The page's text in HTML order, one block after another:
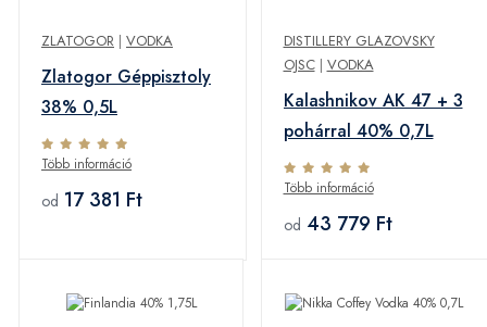
ZLATOGOR | VODKA
Zlatogor Géppisztoly
38% 0,5L
Több információ
od 17 381 Ft
DISTILLERY GLAZOVSKY
OJSC| VODKA
Kalashnikov AK 47 + 3
pohárral 40% 0,7L
Több információ
od 43 779 Ft